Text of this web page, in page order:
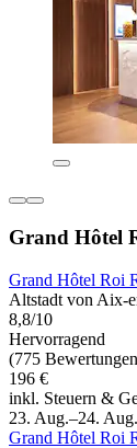
Grand Hôtel
Grand Hôtel Roi
Altstadt von Aix-
8,8/10
Hervorragend
(775
196 €
inkl. Steuern &
23. Aug.–24. Aug.
Grand Hôtel Roi